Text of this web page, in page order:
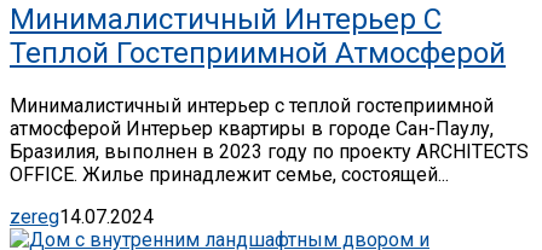
Минималистичный Интерьер С
Теплой Гостеприимной Атмосферой
Минималистичный интерьер с теплой гостеприимной
атмосферой Интерьер квартиры в городе Сан-Паулу,
Бразилия, выполнен в 2023 году по проекту ARCHITECTS
OFFICE. Жилье принадлежит семье, состоящей...
zereg14.07.2024